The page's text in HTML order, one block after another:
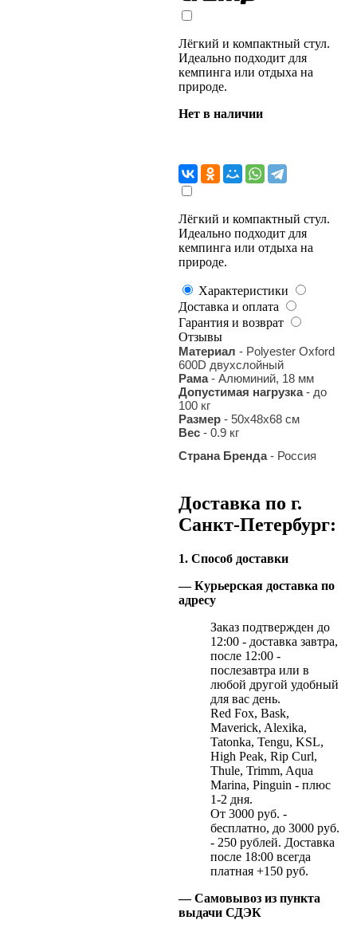
Лёгкий и компактный стул.
Идеально подходит для
кемпинга или отдыха на
природе.
Нет в наличии
Лёгкий и компактный стул.
Идеально подходит для
кемпинга или отдыха на
природе.
Характеристики
Доставка и оплата
Гарантия и возврат
Отзывы
Материал - Polyester Oxford
600D двухслойный
Рама- Алюминий, 18 мм
Допустимая нагрузка- до
100 кг
Размер - 50х48х68 см
Вес - 0.9 кг
Страна Бренда- Россия
Доставка по г.
Санкт-Петербург:
1. Способ доставки
— Курьерская доставка по
адресу
Заказ подтвержден до
12:00 - доставка завтра,
после 12:00 -
послезавтра или в
любой другой удобный
для вас день.
Red Fox, Bask,
Maverick, Alexika,
Tatonka, Tengu, KSL,
High Peak, Rip Curl,
Thule, Trimm, Aqua
Marina, Pinguin - плюс
1-2 дня.
От 3000 руб. -
бесплатно, до 3000 руб.
- 250 рублей. Доставка
после 18:00 всегда
платная +150 руб.
— Самовывоз из пункта
выдачи СДЭК